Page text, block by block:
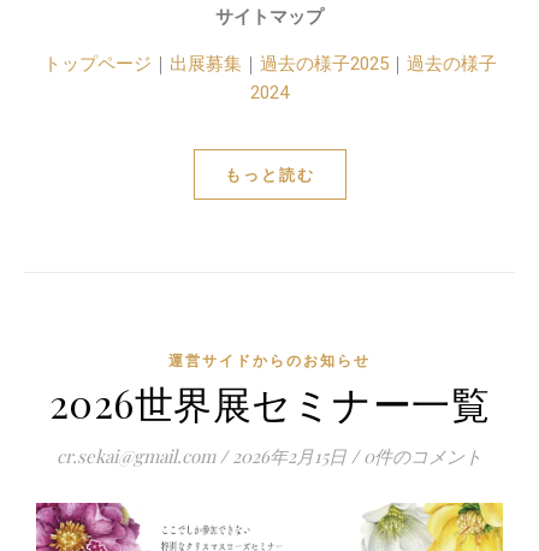
サイトマップ
トップページ ｜ 出展募集｜ 過去の様子2025｜ 過去の様子
2024
もっと読む
運営サイドからのお知らせ
2026世界展セミナー一覧
cr.sekai@gmail.com / 2026年2月15日 / 0件のコメント